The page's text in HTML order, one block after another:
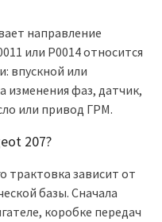
направление
или P0014 относится
впускной или
изменения фаз, датчик,
или привод ГРМ.
207?
трактовка зависит от
базы. Сначала
коробке передач